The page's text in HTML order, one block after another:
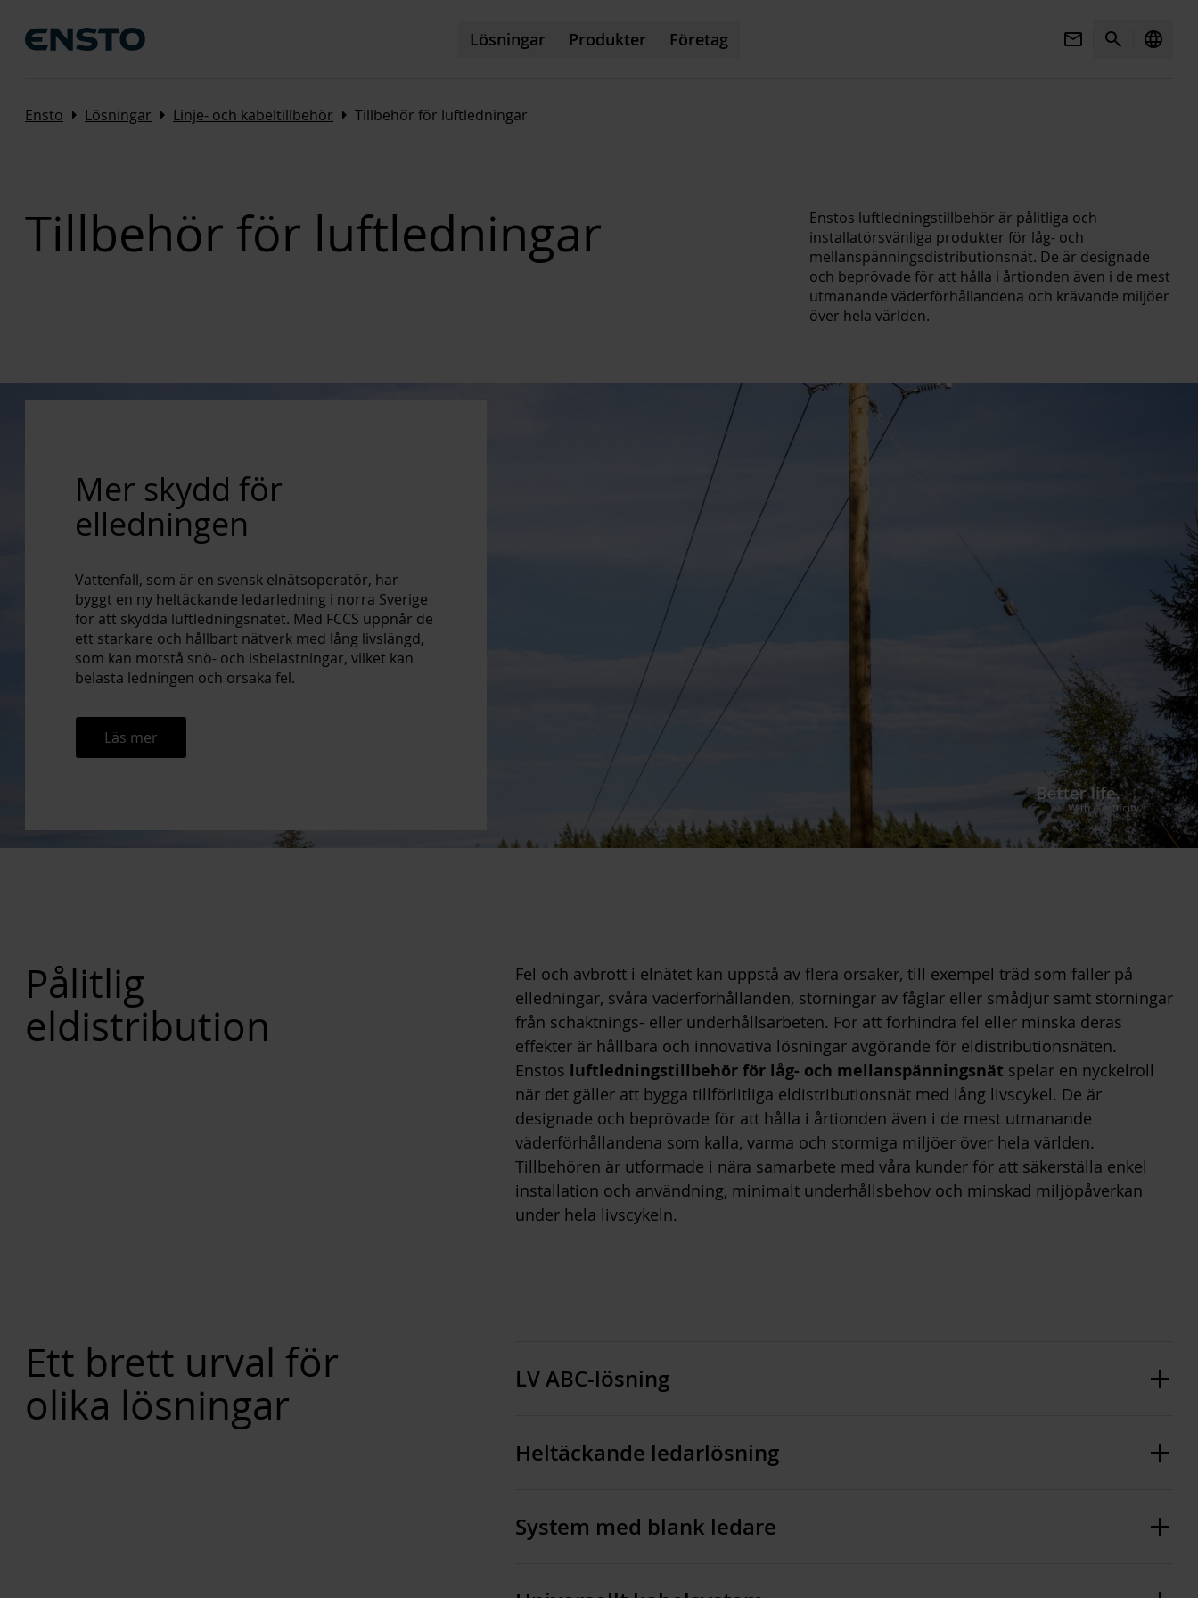
Lösningar Produkter Företag Mail Search language
Ensto Arrow_right Lösningar Arrow_right Linje- och kabeltillbehör Arrow_right Tillbehör för luftledningar
Tillbehör för luftledningar
Enstos luftledningstillbehör är pålitliga och
installatörsvänliga produkter för låg- och
mellanspänningsdistributionsnät. De är designade
och beprövade för att hålla i årtionden även i de mest
utmanande väderförhållandena och krävande miljöer
över hela världen.
Mer skydd för
elledningen
Vattenfall, som är en svensk elnätsoperatör, har
byggt en ny heltäckande ledarledning i norra Sverige
för att skydda luftledningsnätet. Med FCCS uppnår de
ett starkare och hållbart nätverk med lång livslängd,
som kan motstå snö- och isbelastningar, vilket kan
belasta ledningen och orsaka fel.
Läs mer
Pålitlig
eldistribution
Fel och avbrott i elnätet kan uppstå av flera orsaker, till exempel träd som faller på
elledningar, svåra väderförhållanden, störningar av fåglar eller smådjur samt störningar
från schaktnings- eller underhållsarbeten. För att förhindra fel eller minska deras
effekter är hållbara och innovativa lösningar avgörande för eldistributionsnäten.
Enstos luftledningstillbehör för låg- och mellanspänningsnät spelar en nyckelroll
när det gäller att bygga tillförlitliga eldistributionsnät med lång livscykel. De är
designade och beprövade för att hålla i årtionden även i de mest utmanande
väderförhållandena som kalla, varma och stormiga miljöer över hela världen.
Tillbehören är utformade i nära samarbete med våra kunder för att säkerställa enkel
installation och användning, minimalt underhållsbehov och minskad miljöpåverkan
under hela livscykeln.
Ett brett urval för
olika lösningar
LV ABC-lösning
Heltäckande ledarlösning
System med blank ledare